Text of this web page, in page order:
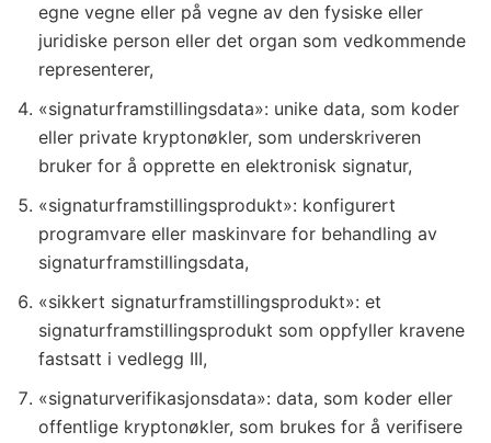
egne vegne eller på vegne av den fysiske eller
juridiske person eller det organ som vedkommende
representerer,
«signaturframstillingsdata»: unike data, som koder
eller private kryptonøkler, som underskriveren
bruker for å opprette en elektronisk signatur,
«signaturframstillingsprodukt»: konfigurert
programvare eller maskinvare for behandling av
signaturframstillingsdata,
«sikkert signaturframstillingsprodukt»: et
signaturframstillingsprodukt som oppfyller kravene
fastsatt i vedlegg III,
«signaturverifikasjonsdata»: data, som koder eller
offentlige kryptonøkler, som brukes for å verifisere